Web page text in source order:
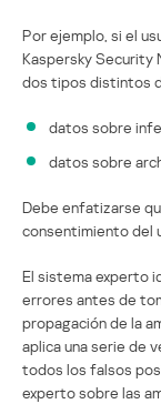
Por ejemplo, si el
Kaspersky Security
dos tipos distintos
datos sobre
datos sobre
Debe enfatizarse
consentimiento del
El sistema experto
errores antes de
propagación de la
aplica una serie de
todos los falsos
experto sobre las